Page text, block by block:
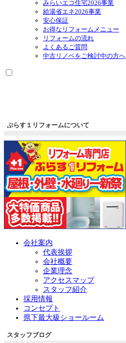
展
みらいエコ住宅2026事業
給湯省エネ2026事業
安心保証
お得なリフォームメニュー
リフォームの流れ
よくあるご質問
中古リノベをご検討中の方へ
ぷらす１リフォームについて
会社案内
代表挨拶
会社概要
企業理念
アクセスマップ
スタッフ紹介
採用情報
コンセプト
県下最大級ショールーム
スタッフブログ